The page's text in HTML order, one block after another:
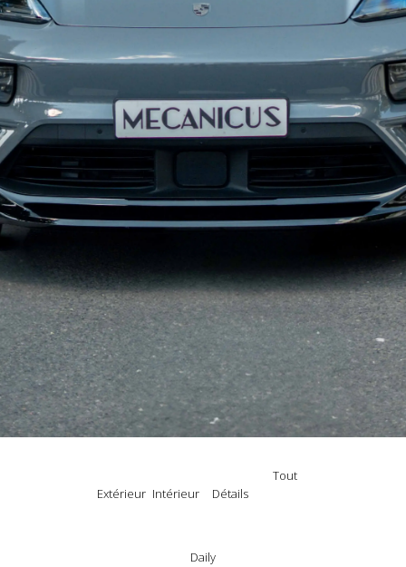
Extérieur Intérieur Détails
Tout
Daily